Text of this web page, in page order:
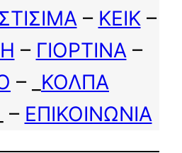
– ΚΕΙΚ–
– ΓΙΟΡΤΙΝΑ–
– _ ΚΟΛΠΑ
_ – ΕΠΙΚΟΙΝΩΝΙΑ